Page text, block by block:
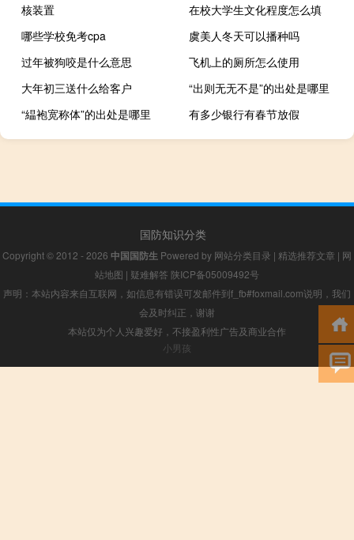
核装置
在校大学生文化程度怎么填
哪些学校免考cpa
虞美人冬天可以播种吗
过年被狗咬是什么意思
飞机上的厕所怎么使用
大年初三送什么给客户
“出则无无不是”的出处是哪里
“緼袍宽称体”的出处是哪里
有多少银行有春节放假
国防知识分类
Copyright © 2012 - 2026 中国国防生 Powered by 网站分类目录 | 精选推荐文章 | 网
站地图 | 疑难解答 陕ICP备05009492号
声明：本站内容来自互联网，如信息有错误可发邮件到f_fb#foxmail.com说明，我们
会及时纠正，谢谢
本站仅为个人兴趣爱好，不接盈利性广告及商业合作
小男孩